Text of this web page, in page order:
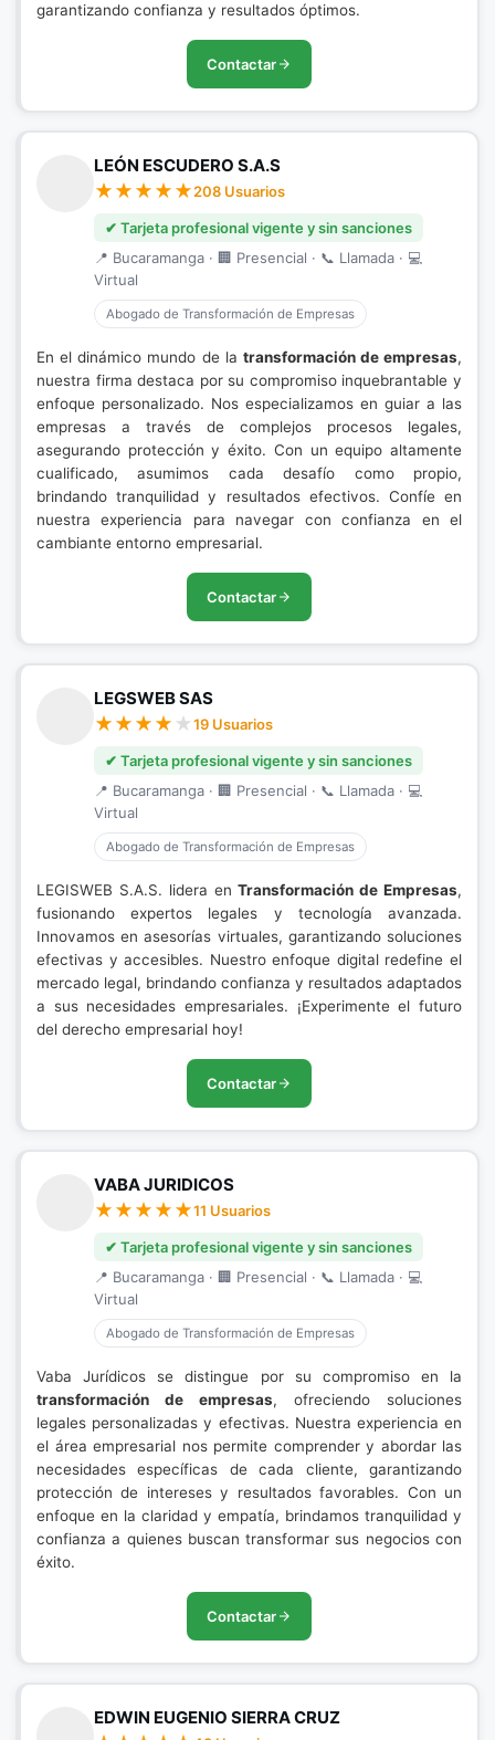
garantizando confianza y resultados óptimos.
Contactar
LEÓN ESCUDERO S.A.S
208 Usuarios
✔ Tarjeta profesional vigente y sin sanciones
📍 Bucaramanga · 🏢 Presencial · 📞 Llamada · 💻
Virtual
Abogado de Transformación de Empresas
En el dinámico mundo de la transformación de empresas,
nuestra firma destaca por su compromiso inquebrantable y
enfoque personalizado. Nos especializamos en guiar a las
empresas a través de complejos procesos legales,
asegurando protección y éxito. Con un equipo altamente
cualificado, asumimos cada desafío como propio,
brindando tranquilidad y resultados efectivos. Confíe en
nuestra experiencia para navegar con confianza en el
cambiante entorno empresarial.
Contactar
LEGSWEB SAS
19 Usuarios
✔ Tarjeta profesional vigente y sin sanciones
📍 Bucaramanga · 🏢 Presencial · 📞 Llamada · 💻
Virtual
Abogado de Transformación de Empresas
LEGISWEB S.A.S. lidera enTransformación de Empresas,
fusionando expertos legales y tecnología avanzada.
Innovamos en asesorías virtuales, garantizando soluciones
efectivas y accesibles. Nuestro enfoque digital redefine el
mercado legal, brindando confianza y resultados adaptados
a sus necesidades empresariales. ¡Experimente el futuro
del derecho empresarial hoy!
Contactar
VABA JURIDICOS
11 Usuarios
✔ Tarjeta profesional vigente y sin sanciones
📍 Bucaramanga · 🏢 Presencial · 📞 Llamada · 💻
Virtual
Abogado de Transformación de Empresas
Vaba Jurídicos se distingue por su compromiso en la
transformación de empresas, ofreciendo soluciones
legales personalizadas y efectivas. Nuestra experiencia en
el área empresarial nos permite comprender y abordar las
necesidades específicas de cada cliente, garantizando
protección de intereses y resultados favorables. Con un
enfoque en la claridad y empatía, brindamos tranquilidad y
confianza a quienes buscan transformar sus negocios con
éxito.
Contactar
EDWIN EUGENIO SIERRA CRUZ